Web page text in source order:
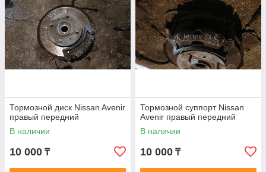
Тормозной диск Nissan Avenir
правый передний
В наличии
10 000 ₸
Тормозной суппорт Nissan
Avenir правый передний
В наличии
10 000 ₸